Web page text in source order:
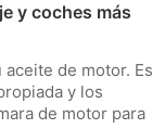
y coches más
de motor. Es
y los
de motor para